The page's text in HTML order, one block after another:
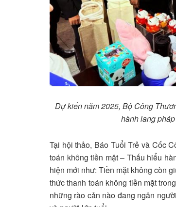
Dự kiến năm 2025, Bộ Công
hành lang
Tại hội thảo, Báo Tuổi Trẻ và Cốc
toán không tiền mặt – Thấu hiểu
hiện mới như: Tiền mặt không còn
thức thanh toán không tiền mặt
những rào cản nào đang ngăn